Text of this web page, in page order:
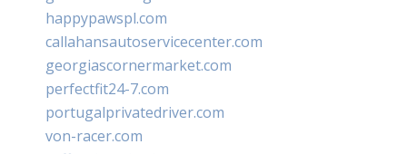
happypawspl.com
callahansautoservicecenter.com
georgiascornermarket.com
perfectfit24-7.com
portugalprivatedriver.com
von-racer.com